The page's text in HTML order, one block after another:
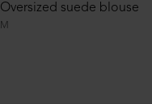
M
Oversized suede blouse